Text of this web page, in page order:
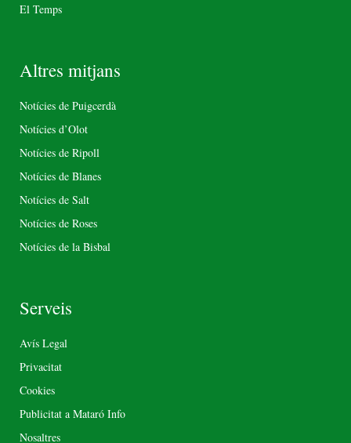
El Temps
Altres mitjans
Notícies de Puigcerdà
Notícies d’Olot
Notícies de Ripoll
Notícies de Blanes
Notícies de Salt
Notícies de Roses
Notícies de la Bisbal
Serveis
Avís Legal
Privacitat
Cookies
Publicitat a Mataró Info
Nosaltres